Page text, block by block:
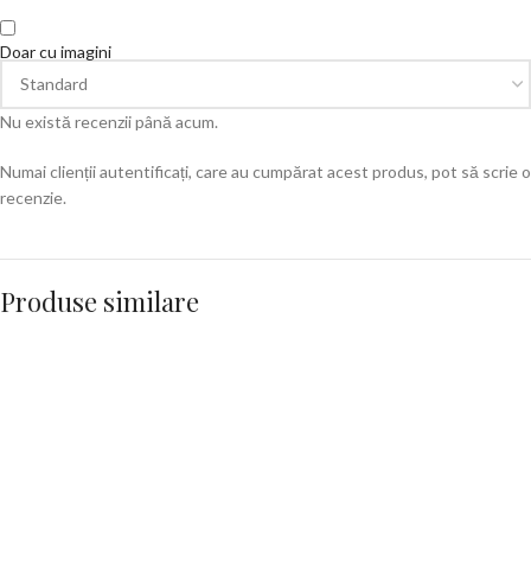
Doar cu imagini
Nu există recenzii până acum.
Numai clienții autentificați, care au cumpărat acest produs, pot să scrie o
recenzie.
Produse similare